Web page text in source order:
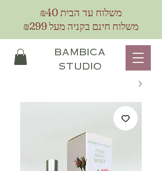
bambica
studio
משלוח עד הבית
משלוח חינם בקניה מעל ₪299